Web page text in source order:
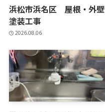
浜松市浜名区 屋根・外壁
塗装工事
2026.08.06